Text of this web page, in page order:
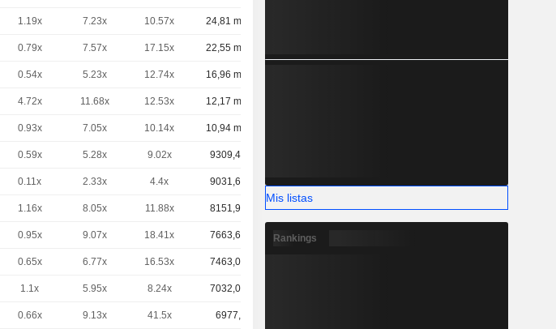
1.19x 7.23x 10.57x 24,81 mil M
0.79x 7.57x 17.15x 22,55 mil M
0.54x 5.23x 12.74x 16,96 mil M
4.72x 11.68x 12.53x 12,17 mil M
0.93x 7.05x 10.14x 10,94 mil M
0.59x 5.28x 9.02x 9309,46 M
0.11x 2.33x 4.4x 9031,66 M
1.16x 8.05x 11.88x 8151,91 M
0.95x 9.07x 18.41x 7663,65 M
0.65x 6.77x 16.53x 7463,04 M
1.1x 5.95x 8.24x 7032,05 M
0.66x 9.13x 41.5x 6977,7 M
Mis listas
Rankings